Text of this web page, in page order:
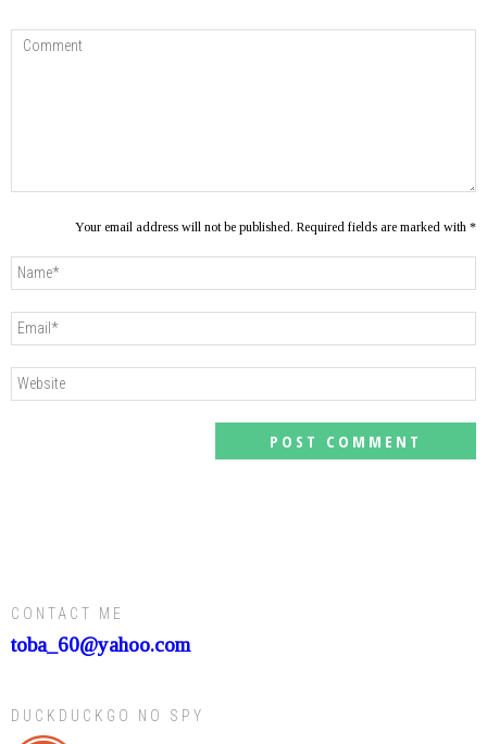
Your email address will not be published. Required fields are marked with *
CONTACT ME
toba_60@yahoo.com
DUCKDUCKGO NO SPY